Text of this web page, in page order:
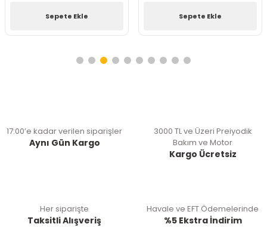
Sepete Ekle Sepete Ekle
17:00’e kadar verilen siparişler
Aynı Gün Kargo
3000 TL ve Üzeri Preiyodik
Bakım ve Motor
Kargo Ücretsiz
Her siparişte
Taksitli Alışveriş
Havale ve EFT Ödemelerinde
%5 Ekstra İndirim